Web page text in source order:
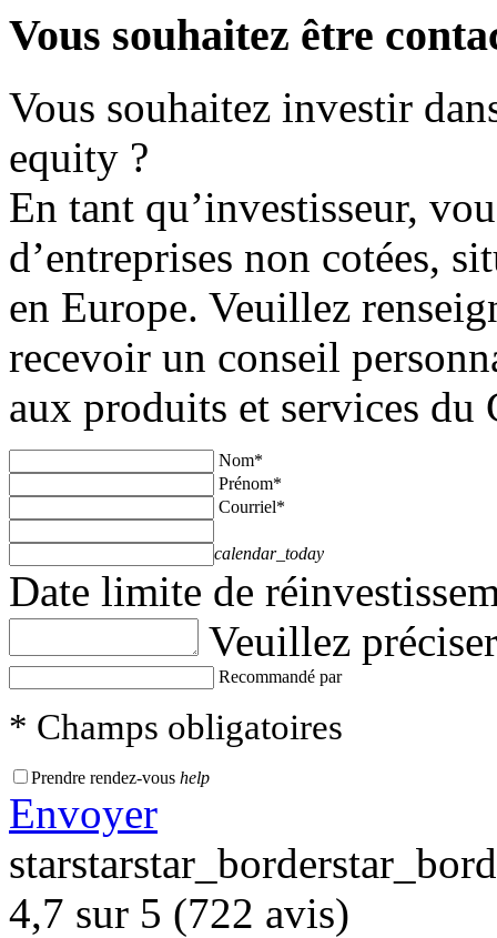
Vous souhaitez être
Vous souhaitez investir
equity ?
En tant qu’investisseur,
d’entreprises non cotées,
en Europe. Veuillez
recevoir un conseil
aux produits et services du
Nom*
Prénom*
Courriel*
calendar_today
Date limite de
Veuillez
Recommandé par
* Champs obligatoires
Prendre rendez-vous help
Envoyer
starstarstar_border
4,7 sur 5 (722 avis)